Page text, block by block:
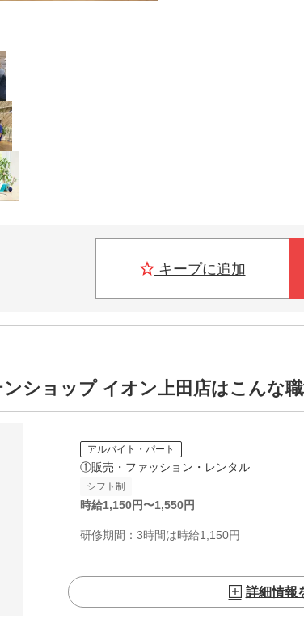
キープに追加
ショップ イオン上田店はこんな職
アルバイト・パート
①販売・ファッション・レンタル
シフト制
時給1,150円〜1,550円
研修期間：3時間は時給1,150円
詳細情報